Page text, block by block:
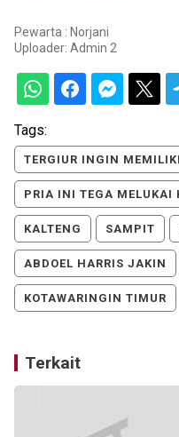
Pewarta : Norjani
Uploader: Admin 2
Tags:
TERGIUR INGIN
PRIA INI TEGA MELUKAI
KALTENG SAMPIT
ABDOEL HARRIS JAKIN
KOTAWARINGIN TIMUR
Terkait